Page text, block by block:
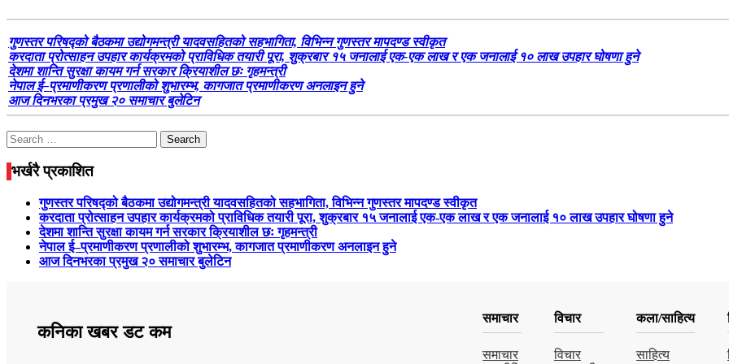
गुणस्तर परिषद्को बैठकमा उद्योगमन्त्री यादवसहितको सहभागिता, विभिन्न गुणस्तर मापदण्ड स्वीकृत
करदाता प्रोत्साहन उपहार कार्यक्रमको प्राविधिक तयारी पूरा, शुक्रबार १५ जनालाई एक-एक लाख र एक जनालाई १० लाख उपहार घोषणा हुने
देशमा शान्ति सुरक्षा कायम गर्न सरकार क्रियाशील छः गृहमन्त्री
नेपाल ई–प्रमाणीकरण प्रणालीको शुभारम्भ, कागजात प्रमाणीकरण अनलाइन हुने
आज दिनभरका प्रमुख २० समाचार बुलेटिन
Search
for:
भर्खरै प्रकाशित
गुणस्तर परिषद्को बैठकमा उद्योगमन्त्री यादवसहितको सहभागिता, विभिन्न गुणस्तर मापदण्ड स्वीकृत
करदाता प्रोत्साहन उपहार कार्यक्रमको प्राविधिक तयारी पूरा, शुक्रबार १५ जनालाई एक-एक लाख र एक जनालाई १० लाख उपहार घोषणा हुने
देशमा शान्ति सुरक्षा कायम गर्न सरकार क्रियाशील छः गृहमन्त्री
नेपाल ई–प्रमाणीकरण प्रणालीको शुभारम्भ, कागजात प्रमाणीकरण अनलाइन हुने
आज दिनभरका प्रमुख २० समाचार बुलेटिन
कनिका खबर डट कम
समाचार
समाचार
विचार
विचार
कला/साहित्य
साहित्य